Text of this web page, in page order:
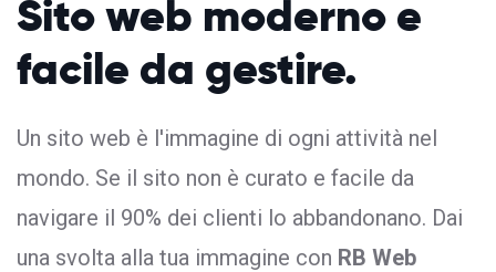
Sito web modernoe
facile da gestire.
Un sito web è l'immagine di ogni attività nel
mondo. Se il sito non è curato e facile da
navigare il 90% dei clienti lo abbandonano. Dai
una svolta alla tua immagine con RB Web